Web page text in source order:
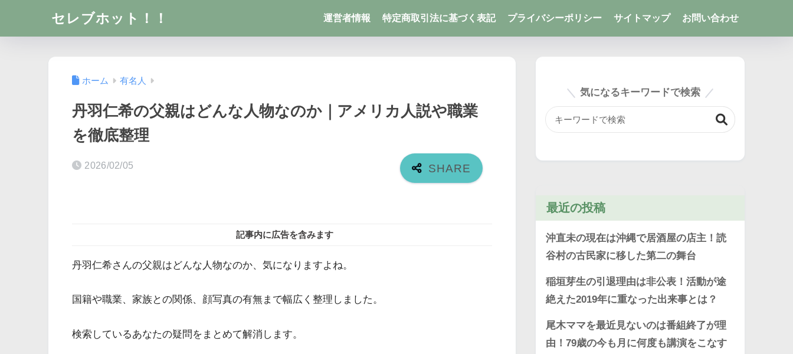
セレブホット！！ 運営者情報 特定商取引法に基づく表記 プライバシーポリシー サイトマップ お問い合わせ
ホーム 有名人
丹羽仁希の父親はどんな人物なのか｜アメリカ人説や職業
を徹底整理
2026/02/05
記事内に広告を含みます
丹羽仁希さんの父親はどんな人物なのか、気になりますよね。
国籍や職業、家族との関係、顔写真の有無まで幅広く整理しました。
検索しているあなたの疑問をまとめて解消します。
気になるキーワードで検索
最近の投稿
沖直未の現在は沖縄で居酒屋の店主！読
谷村の古民家に移した第二の舞台
稲垣芽生の引退理由は非公表！活動が途
絶えた2019年に重なった出来事とは？
尾木ママを最近見ないのは番組終了が理
由！79歳の今も月に何度も講演をこなす